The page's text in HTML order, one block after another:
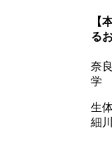
【
る
奈
学
生
細